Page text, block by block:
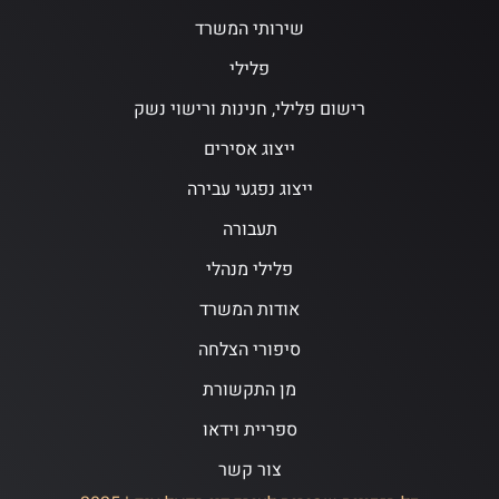
שירותי המשרד
פלילי
רישום פלילי, חנינות ורישוי נשק
ייצוג אסירים
ייצוג נפגעי עבירה
תעבורה
פלילי מנהלי
אודות המשרד
סיפורי הצלחה
מן התקשורת
ספריית וידאו
צור קשר